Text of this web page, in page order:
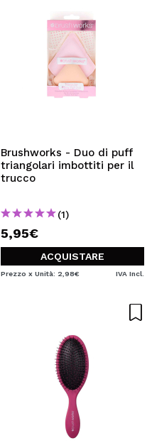
Brushworks - Duo di puff
triangolari imbottiti per il
trucco
(1)
5,95€
ACQUISTARE
Prezzo x Unità: 2,98€ IVA Incl.